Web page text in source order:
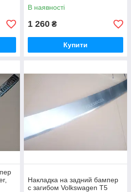
В наявності
1 260 ₴
Купити
Накладка на задний бампер
с загибом Volkswagen T5